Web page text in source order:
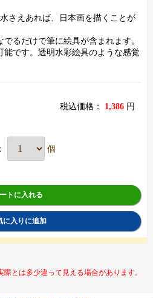
さえあれば、日本画を描くことが
るだけで筆に絵具が含まれます。
能です。透明水彩絵具のような感覚
税込価格： 1,386 円
個
トに入れる
に入りに追加
とは多少違って見える場合があります。